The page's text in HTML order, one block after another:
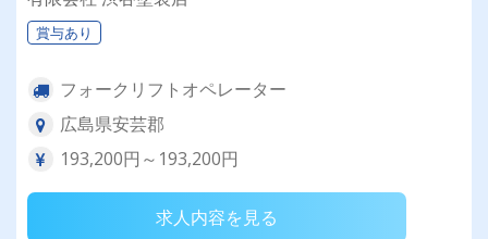
賞与あり
フォークリフトオペレーター
広島県安芸郡
193,200円～193,200円
求人内容を見る